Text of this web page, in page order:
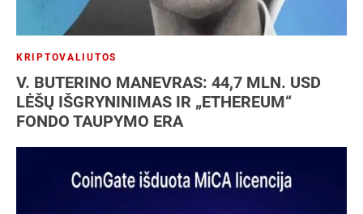
KRIPTOVALIUTOS
V. BUTERINO MANEVRAS: 44,7 MLN. USD
LĖŠŲ IŠGRYNINIMAS IR „ETHEREUM“
FONDO TAUPYMO ERA